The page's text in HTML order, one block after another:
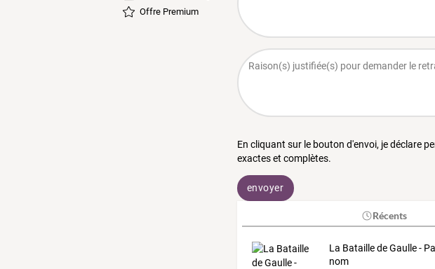
Offre Premium
En cliquant sur le bouton d'envoi, je déclare
exactes et complètes.
envoyer
Récents
La Bataille de Gaulle -
nom